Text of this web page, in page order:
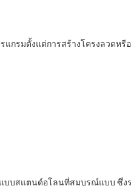
แกรมตั้งแต่การสร้างโครงลวดห
บบสแตนด์อโลนที่สมบูรณ์แบบ ซึ่ง